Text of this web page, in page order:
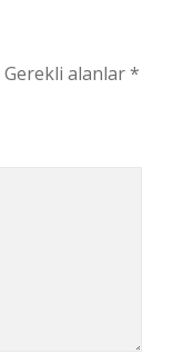
Gerekli alanlar*